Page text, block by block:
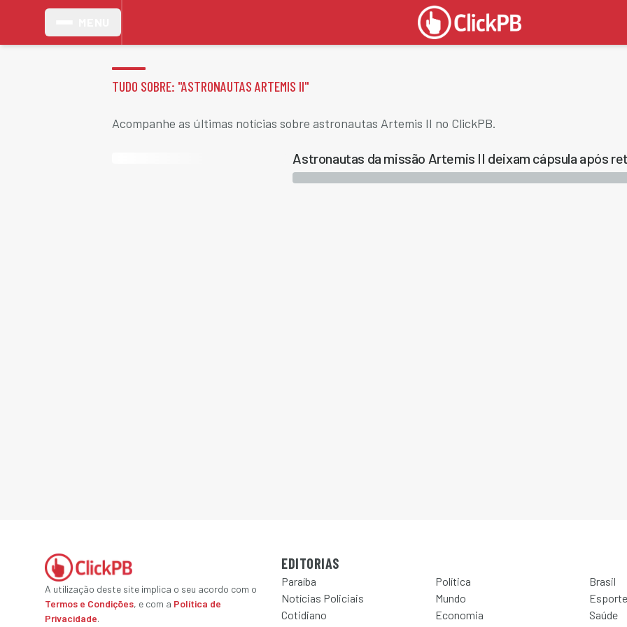
TUDO SOBRE: "ASTRONAUTAS ARTEMIS II"
Acompanhe as últimas notícias sobre astronautas Artemis II no ClickPB.
Astronautas da missão Artemis II deixam cápsula após
A utilização deste site implica o seu acordo com o
Termos e Condições, e com a Política de
Privacidade.
EDITORIAS
Paraíba Política
Brasil
Notícias Policiais
Mundo
Esporte
Cotidiano
Economia
Saúde